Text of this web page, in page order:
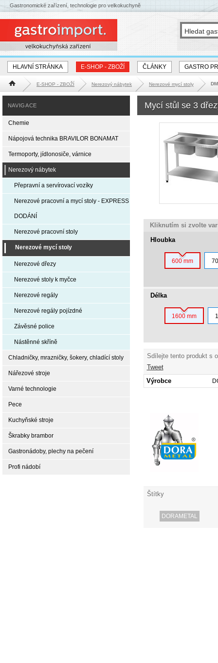
HLAVNÍ STRÁNKA E-SHOP - ZBOŽÍ ČLÁNKY GASTRO
Hlavní stránka E-SHOP - ZBOŽÍ Nerezový nábytek Nerezové mycí stoly
Mycí stůl se 3
Kliknutím si zvolte
Hloubka
600 mm
Délka
1600 mm
Sdílejte tento produkt s
Tweet
Výrobce
Štítky
DORAMETAL
NAVIGACE
Chemie
Nápojová technika BRAVILOR BONAMAT
Termoporty, jídlonosiče, várnice
Nerezový nábytek
Přepravní a servírovací vozíky
Nerezové pracovní a mycí stoly - EXPRESS
DODÁNÍ
Nerezové pracovní stoly
Nerezové mycí stoly
Nerezové dřezy
Nerezové stoly k myčce
Nerezové regály
Nerezové regály pojízdné
Závěsné police
Nástěnné skříně
Chladničky, mrazničky, šokery, chladící stoly
Nářezové stroje
Varné technologie
Pece
Kuchyňské stroje
Škrabky brambor
Gastronádoby, plechy na pečení
Profi nádobí
Gastronomické zařízení, technologie pro velkokuchyně